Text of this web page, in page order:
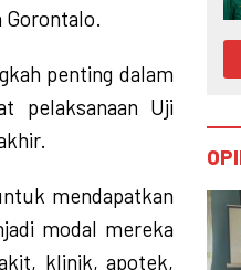
Gorontalo.
penting dalam
pelaksanaan Uji
mendapatkan
modal mereka
klinik, apotek,